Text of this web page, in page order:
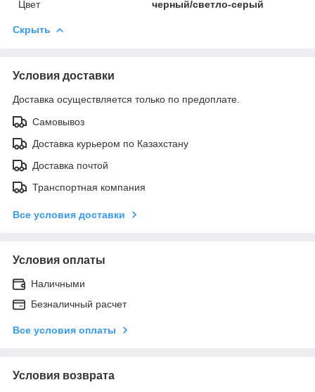
Цвет
черный/светло-серый
Скрыть
Условия доставки
Доставка осуществляется только по предоплате.
Самовывоз
Доставка курьером по Казахстану
Доставка почтой
Транспортная компания
Все условия доставки
Условия оплаты
Наличными
Безналичный расчет
Все условия оплаты
Условия возврата